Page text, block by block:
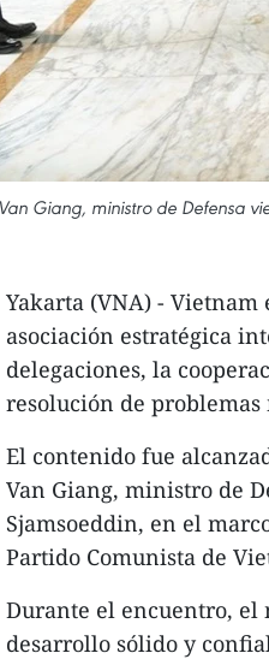
Giang, ministro de Defensa
Yakarta (VNA) -
asociación estratégica
delegaciones, la
resolución de
El contenido fue
Van Giang, ministro de
Sjamsoeddin, en el
Partido Comunista de
Durante el encuentro, el
desarrollo sólido y